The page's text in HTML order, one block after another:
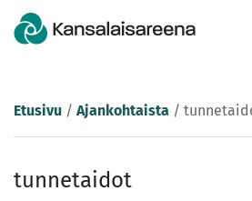
Etusivu / Ajankohtaista /
tunnetaidot